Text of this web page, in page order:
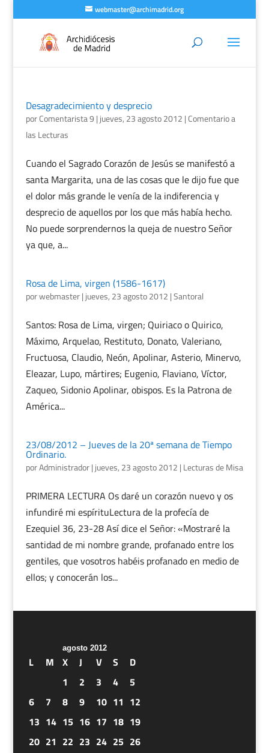
webmaster@archimadrid.org
Desagradecimiento y desprecio
porComentarista 9 | jueves, 23 agosto 2012 |Comentario a
las Lecturas
Cuando el Sagrado Corazón de Jesús se manifestó a
santa Margarita, una de las cosas que le dijo fue que
el dolor más grande le venía de la indiferencia y
desprecio de aquellos por los que más había hecho.
No puede sorprendernos la queja de nuestro Señor
ya que, a...
Rosa de Lima, virgen (1586-1617)
porwebmaster| jueves, 23 agosto 2012 |Santoral
Santos: Rosa de Lima, virgen; Quiriaco o Quirico,
Máximo, Arquelao, Restituto, Donato, Valeriano,
Fructuosa, Claudio, Neón, Apolinar, Asterio, Minervo,
Eleazar, Lupo, mártires; Eugenio, Flaviano, Víctor,
Zaqueo, Sidonio Apolinar, obispos. Es la Patrona de
América...
23/08/2012 – Jueves de la 20ª semana de Tiempo
Ordinario.
porAdministrador| jueves, 23 agosto 2012 | Lecturas de Misa
PRIMERA LECTURA Os daré un corazón nuevo y os
infundiré mi espírituLectura de la profecía de
Ezequiel 36, 23-28 Así dice el Señor: «Mostraré la
santidad de mi nombre grande, profanado entre los
gentiles, que vosotros habéis profanado en medio de
ellos; y conocerán los...
agosto 2012
L M X J V S
D
1
2 3 4
5
6
7 8 9 10 11 12
13 14 15 16 17 18 19
20 21 22 23 24 25 26